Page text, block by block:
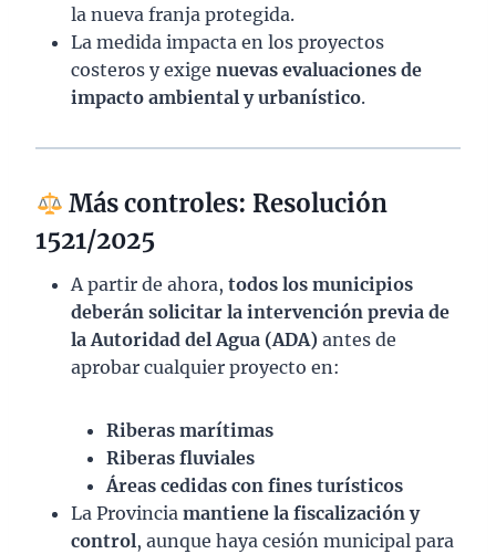
la nueva franja protegida.
La medida impacta en los proyectos
costeros y exige nuevas evaluaciones de
impacto ambiental y urbanístico.
Más controles: Resolución
1521/2025
A partir de ahora, todos los municipios
deberán solicitar la intervención previa de
la Autoridad del Agua (ADA) antes de
aprobar cualquier proyecto en:
Riberas marítimas
Riberas fluviales
Áreas cedidas con fines turísticos
La Provincia mantiene la fiscalización y
control, aunque haya cesión municipal para